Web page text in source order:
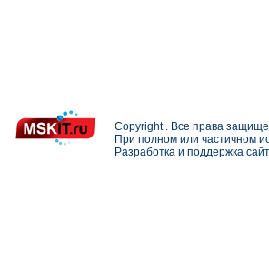
Copyright . Все права
При полном или частичном
Разработка и поддержка